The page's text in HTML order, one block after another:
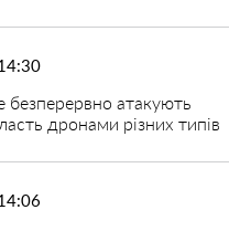
безперервно атакують
дронами різних типів